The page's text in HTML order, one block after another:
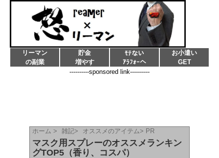
リーマン
の副業
貯金
増やす
ﾓﾃない
ｱﾗﾌｫｰへ
お小遣い
GET
----------sponsored link----------
ホーム > 雑記> オススメのアイテム> PR
マスク用スプレーのオススメランキン
グTOP5（香り、コスパ）